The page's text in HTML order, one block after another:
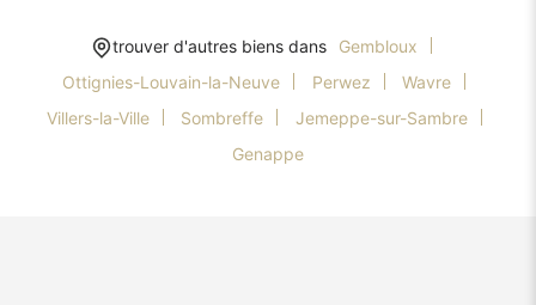
trouver d'autres biens dans
Gembloux
Ottignies-Louvain-la-Neuve
Perwez
Wavre
Villers-la-Ville
Sombreffe
Jemeppe-sur-Sambre
Genappe